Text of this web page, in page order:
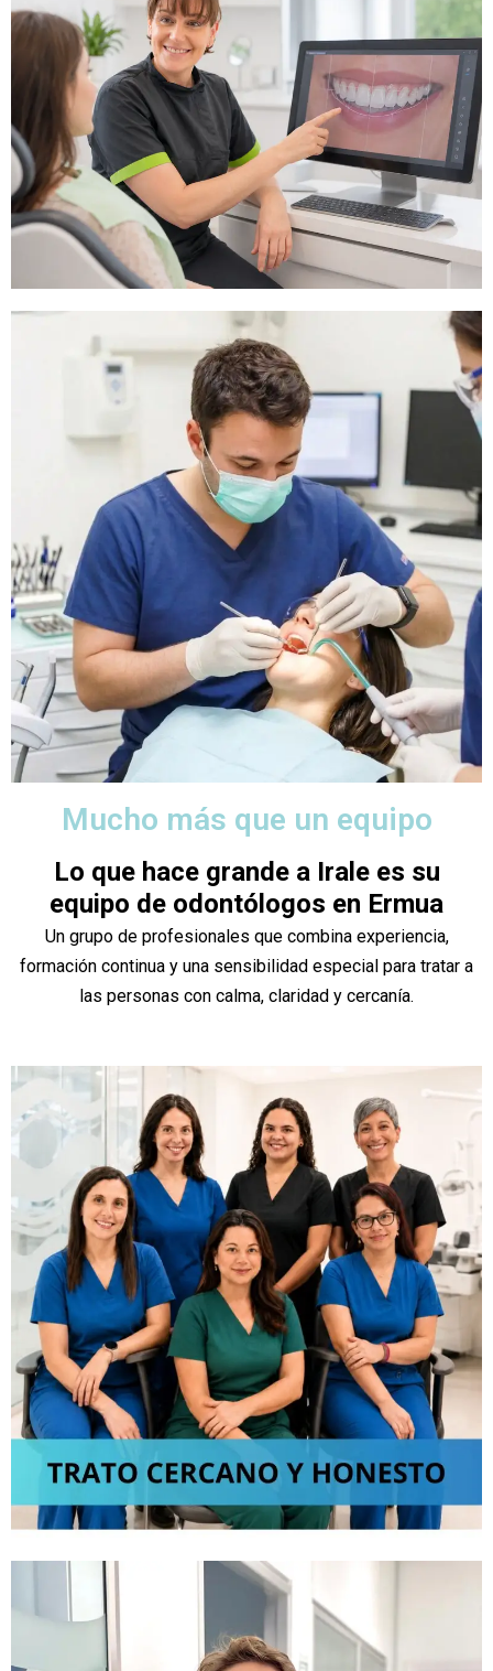
Mucho más que un equipo
Lo que hace grande a Irale es su
equipo de odontólogos en Ermua
Un grupo de profesionales que combina experiencia,
formación continua y una sensibilidad especial para tratar a
las personas con calma, claridad y cercanía.